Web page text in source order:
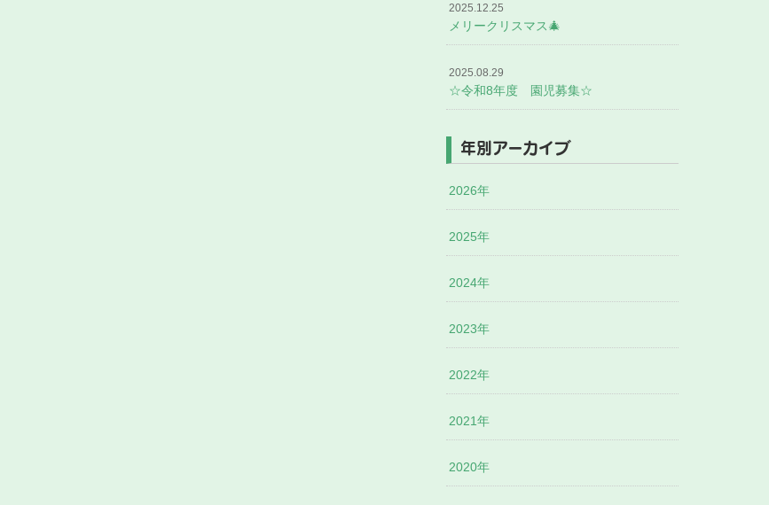
2025.12.25
メリークリスマス🎄
2025.08.29
☆令和8年度 園児募集☆
年別アーカイブ
2026年
2025年
2024年
2023年
2022年
2021年
2020年